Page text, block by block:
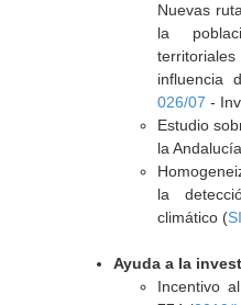
Nuevas
la
influencia
026/07 -
Estudio
la
la
climático (
Ayuda a la
Incentivo